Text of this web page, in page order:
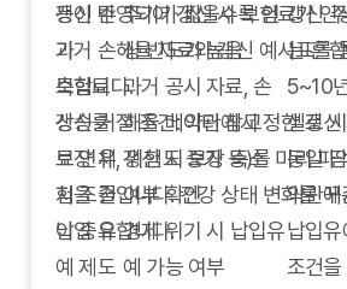
등이 반영되어 갱신 시 보험료가 인
과거 손해율 자료와 갱신 예시표를
측합니다.
갱신 거절 조건: 약관에서 정한 갱
료 연체, 위험도 증가 등)를 미리 파
험을 줄입니다. 건강 상태 변화를
이 중요합니다.
갱신 주
기
주기가 짧을수록 인
상 빈도가 높음
갱신
는 혼
보험료
상승률
과거 공시 자료, 손
해율 데이터 참고
5~10
셀로
보장 유
지 조건
갱신 시 보장 축소
여부 확인
동일
약관에
납입 유
예 제도
경제 위기 시 납입유
예 가능 여부
납입
조건을